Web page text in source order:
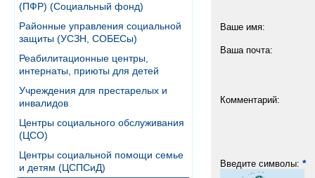
(ПФР) (Социальный фонд)
Районные управления социальной
защиты (УСЗН, СОБЕСы)
Реабилитационные центры,
интернаты, приюты для детей
Учреждения для престарелых и
инвалидов
Центры социального обслуживания
(ЦСО)
Центры социальной помощи семье
и детям (ЦСПСиД)
Ваше имя:
Ваша почта:
Комментарий:
Введите символы: *